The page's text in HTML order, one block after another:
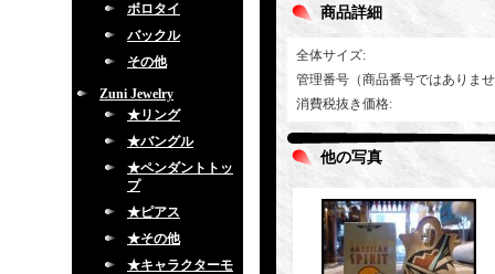
ボロタイ
バックル
その他
Zuni Jewelry
★リング
★バングル
★ペンダントトッ
プ
★ピアス
★その他
★キャラクターモ
商品詳細
全体サイズ:
管理番号（商品番号ではありま
消費税抜き価格:
他の写真